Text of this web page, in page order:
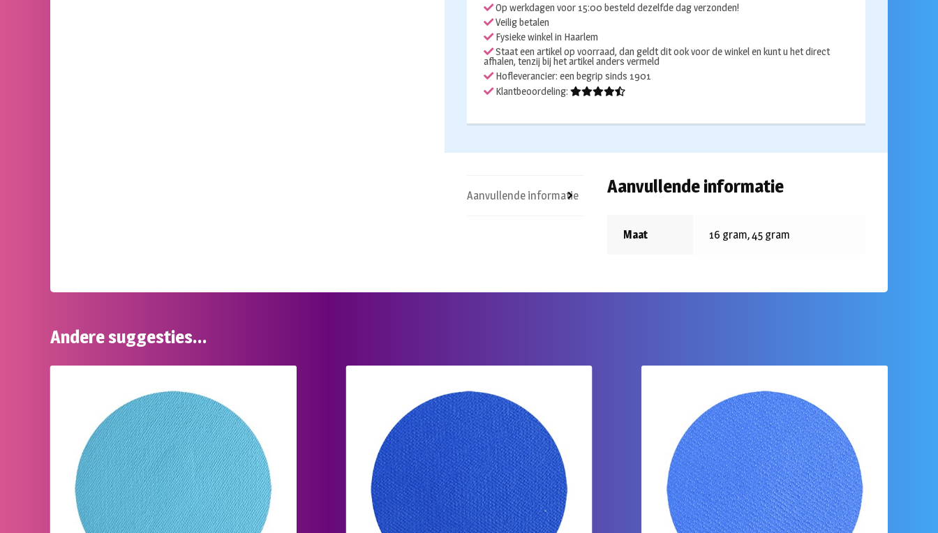
Pastel
blue
aantal
Op werkdagen voor 15:00 besteld dezelfde dag verzonden!
Veilig betalen
Fysieke winkel in Haarlem
Staat een artikel op voorraad, dan geldt dit ook voor de winkel en kunt u het direct
afhalen, tenzij bij het artikel anders vermeld
Hofleverancier: een begrip sinds 1901
Klantbeoordeling:
Aanvullende informatie Aanvullende informatie
Maat 16 gram, 45 gram
Andere suggesties…